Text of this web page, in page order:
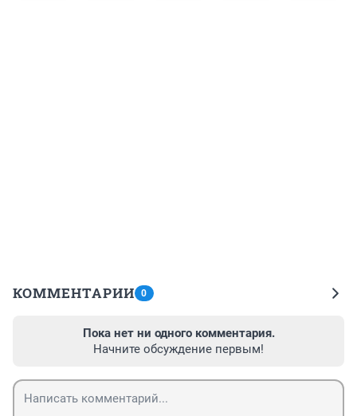
КОММЕНТАРИИ 0
Пока нет ни одного комментария.
Начните обсуждение первым!